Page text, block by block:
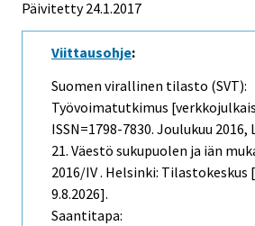
Päivitetty 24.1.2017
Viittausohje:
Suomen virallinen tilasto (SVT):
Työvoimatutkimus
ISSN=1798-7830. Joulukuu 2016,
21. Väestö sukupuolen ja iän
2016/IV . Helsinki:
9.8.2026].
Saantitapa: